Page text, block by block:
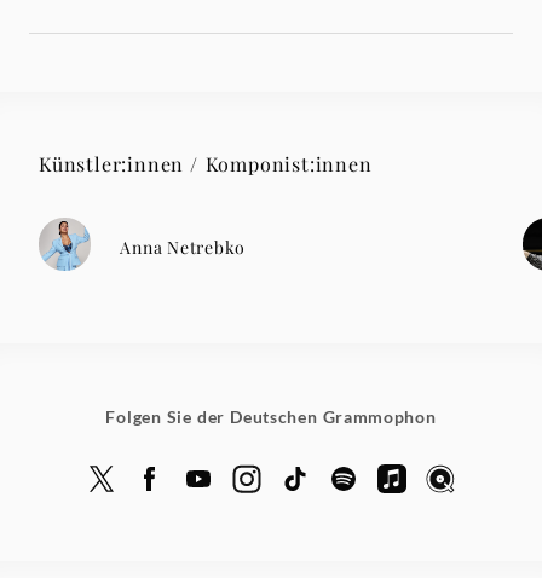
Künstler:innen / Komponist:innen
Anna Netrebko
Folgen Sie der Deutschen Grammophon